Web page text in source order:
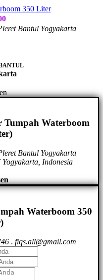
350 Liter
Bantul Yogyakarta
Tumpah Waterboom
Bantul Yogyakarta
Indonesia
Waterboom 350
. fiqs.all@gmail.com